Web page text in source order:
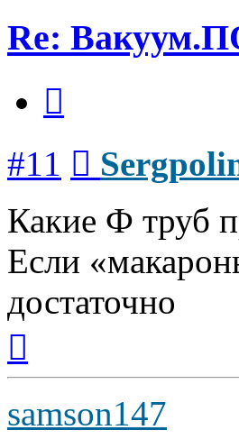
Re:
#11
Какие Ф труб
Если
достаточно
началу
samson147